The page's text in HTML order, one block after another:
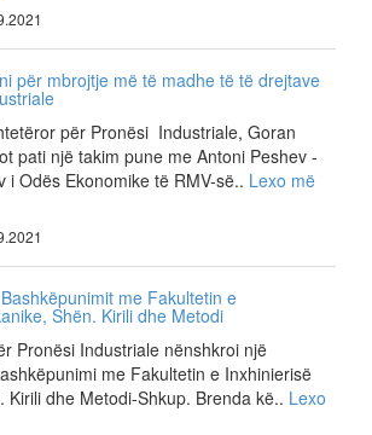
për mbrojtje më të madhe të të drejtave
për Pronësi Industriale, Goran
pati një takim pune me Antoni Peshev -
i Odës Ekonomike të RMV-së.. Lexo më
me Fakultetin e
Shën. Kirili dhe Metodi
Pronësi Industriale nënshkroi një
me Fakultetin e Inxhinierisë
Kirili dhe Metodi-Shkup. Brenda kë.. Lexo